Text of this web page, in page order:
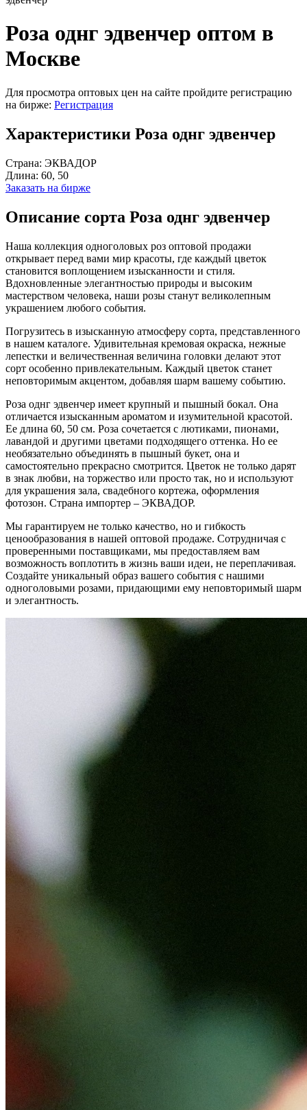
Роза однг эдвенчер оптом в
Москве
Для просмотра оптовых цен на сайте пройдите регистрацию
на бирже: Регистрация
Характеристики Роза однг эдвенчер
Страна: ЭКВАДОР
Длина: 60, 50
Заказать на бирже
Описание сорта Роза однг эдвенчер
Наша коллекция одноголовых роз оптовой продажи
открывает перед вами мир красоты, где каждый цветок
становится воплощением изысканности и стиля.
Вдохновленные элегантностью природы и высоким
мастерством человека, наши розы станут великолепным
украшением любого события.
Погрузитесь в изысканную атмосферу сорта, представленного
в нашем каталоге. Удивительная кремовая окраска, нежные
лепестки и величественная величина головки делают этот
сорт особенно привлекательным. Каждый цветок станет
неповторимым акцентом, добавляя шарм вашему событию.
Роза однг эдвенчер имеет крупный и пышный бокал. Она
отличается изысканным ароматом и изумительной красотой.
Ее длина 60, 50 см. Роза сочетается с лютиками, пионами,
лавандой и другими цветами подходящего оттенка. Но ее
необязательно объединять в пышный букет, она и
самостоятельно прекрасно смотрится. Цветок не только дарят
в знак любви, на торжество или просто так, но и используют
для украшения зала, свадебного кортежа, оформления
фотозон. Страна импортер – ЭКВАДОР.
Мы гарантируем не только качество, но и гибкость
ценообразования в нашей оптовой продаже. Сотрудничая с
проверенными поставщиками, мы предоставляем вам
возможность воплотить в жизнь ваши идеи, не переплачивая.
Создайте уникальный образ вашего события с нашими
одноголовыми розами, придающими ему неповторимый шарм
и элегантность.